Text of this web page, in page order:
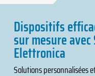
Dispositifs
sur mesure
Elettronica
Solutions personnalisées